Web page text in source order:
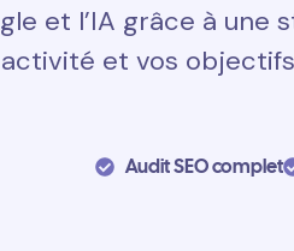
et l’IA grâce à une
et vos
Audit SEO complet